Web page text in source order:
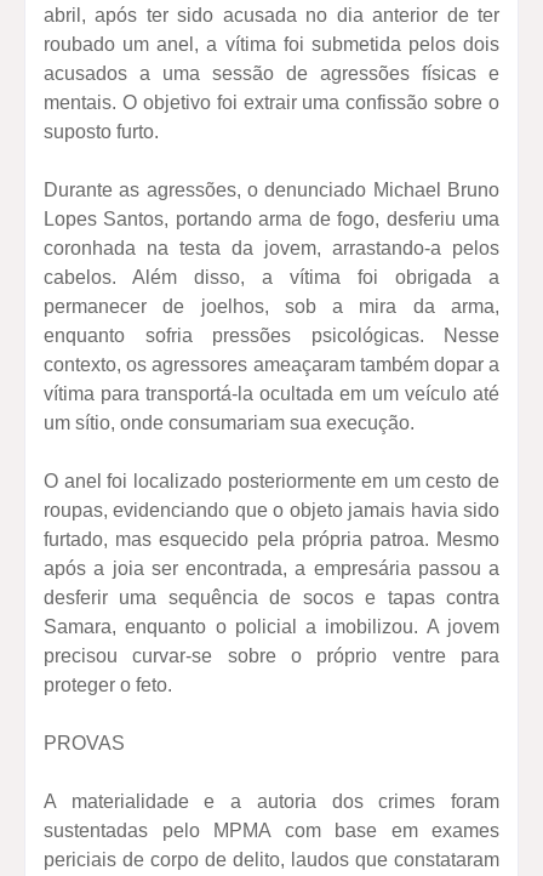
abril, após ter sido acusada no dia anterior de ter
roubado um anel, a vítima foi submetida pelos dois
acusados a uma sessão de agressões físicas e
mentais. O objetivo foi extrair uma confissão sobre o
suposto furto.
Durante as agressões, o denunciado Michael Bruno
Lopes Santos, portando arma de fogo, desferiu uma
coronhada na testa da jovem, arrastando-a pelos
cabelos. Além disso, a vítima foi obrigada a
permanecer de joelhos, sob a mira da arma,
enquanto sofria pressões psicológicas. Nesse
contexto, os agressores ameaçaram também dopar a
vítima para transportá-la ocultada em um veículo até
um sítio, onde consumariam sua execução.
O anel foi localizado posteriormente em um cesto de
roupas, evidenciando que o objeto jamais havia sido
furtado, mas esquecido pela própria patroa. Mesmo
após a joia ser encontrada, a empresária passou a
desferir uma sequência de socos e tapas contra
Samara, enquanto o policial a imobilizou. A jovem
precisou curvar-se sobre o próprio ventre para
proteger o feto.
PROVAS
A materialidade e a autoria dos crimes foram
sustentadas pelo MPMA com base em exames
periciais de corpo de delito, laudos que constataram